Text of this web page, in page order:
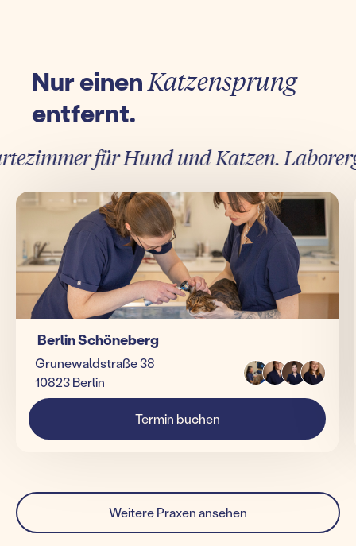
Nur einenKatzensprung
entfernt.
für Hund und Katzen.
Berlin Schöneberg
Grunewaldstraße 38
10823 Berlin
Termin buchen
Weitere Praxen ansehen